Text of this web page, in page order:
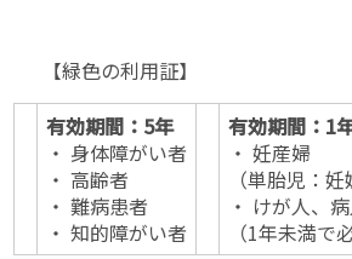
【緑色の利用証】 【黄
有効期間：5年
・ 身体障がい者
・ 高齢者
・ 難病患者
・ 知的障がい者
有効期間：1
・ 妊産婦
（単胎児：
・ けが人、
（1年未満で